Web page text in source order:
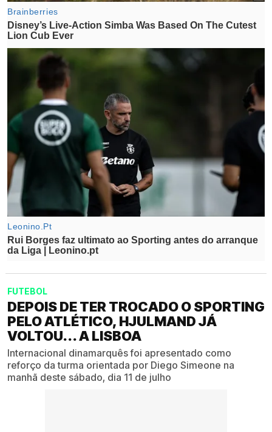
FUTEBOL
DEPOIS DE TER TROCADO O SPORTING
PELO ATLÉTICO, HJULMAND JÁ
VOLTOU... A LISBOA
Internacional dinamarquês foi apresentado como
reforço da turma orientada por Diego Simeone na
manhã deste sábado, dia 11 de julho